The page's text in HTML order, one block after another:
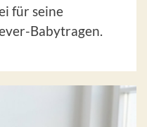
für seine
Babytragen.